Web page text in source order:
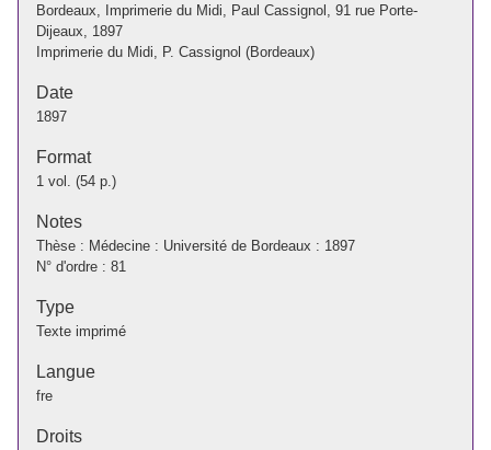
Bordeaux, Imprimerie du Midi, Paul Cassignol, 91 rue Porte-
Dijeaux, 1897
Imprimerie du Midi, P. Cassignol (Bordeaux)
Date
1897
Format
1 vol. (54 p.)
Notes
Thèse : Médecine : Université de Bordeaux : 1897
N° d'ordre : 81
Type
Texte imprimé
Langue
fre
Droits